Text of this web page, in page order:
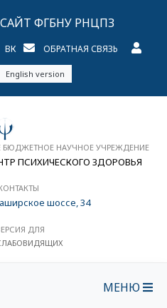
ФГБНУ РНЦПЗ
ВК ОБРАТНАЯ СВЯЗЬ
English version
БЮДЖЕТНОЕ НАУЧНОЕ УЧРЕЖДЕНИЕ
ПСИХИЧЕСКОГО ЗДОРОВЬЯ
шоссе, 34
ДЛЯ
МЕНЮ